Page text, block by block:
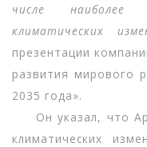
числе
климатических
презентации
развития мирового
2035 года».
Он указал, что
климатических